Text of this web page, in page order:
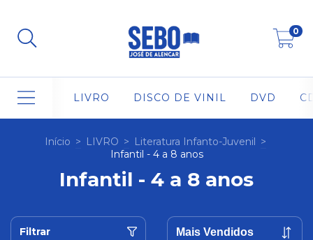
0
LIVRO DISCO DE VINIL DVD
Início > LIVRO > Literatura Infanto-Juvenil >
Infantil - 4 a 8 anos
Infantil - 4 a 8 anos
Filtrar